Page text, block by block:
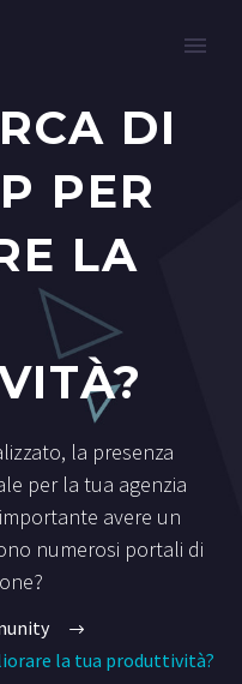
DI
PER
LA
la presenza
per la tua agenzia
avere un
numerosi portali di
la tua produttività?